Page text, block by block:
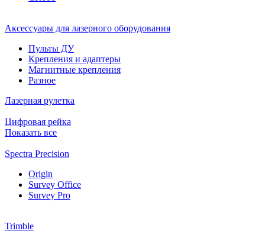
Аксессуары для лазерного оборудования
Пульты ДУ
Крепления и адаптеры
Магнитные крепления
Разное
Лазерная рулетка
Цифровая рейка
Показать все
Spectra Precision
Origin
Survey Office
Survey Pro
Trimble